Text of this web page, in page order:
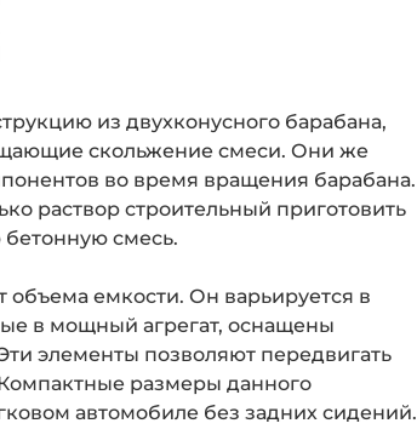
из двухконусного барабана,
скольжение смеси. Они же
во время вращения барабана.
раствор строительный приготовить
бетонную смесь.
объема емкости. Он варьируется в
в мощный агрегат, оснащены
элементы позволяют передвигать
размеры данного
автомобиле без задних сидений.